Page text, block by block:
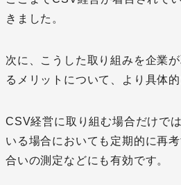
きました。
次に、こうした取り組みを企業
るメリットについて、より具体
CSV経営に取り組む場合だけで
いる場合においても定期的に再
合いの測定などにも有効です。